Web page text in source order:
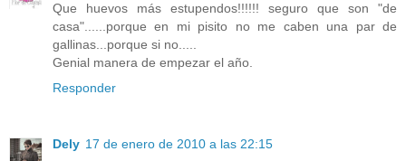
Que huevos más estupendos!!!!!! seguro que son "de
casa"......porque en mi pisito no me caben una par de
gallinas...porque si no.....
Genial manera de empezar el año.
Responder
Dely 17 de enero de 2010 a las 22:15